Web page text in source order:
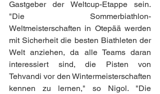
Gastgeber der Weltcup-Etappe sein.
"Die Sommerbiathlon-
Weltmeisterschaften in Otepää werden
mit Sicherheit die besten Biathleten der
Welt anziehen, da alle Teams daran
interessiert sind, die Pisten von
Tehvandi vor den Wintermeisterschaften
kennen zu lernen," so Nigol. "Die